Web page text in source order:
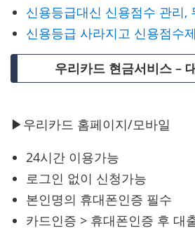
신용등급대신 신용점수 관리,
신용등급 사라지고 신용점수
우리카드 현금서비스 –
▶우리카드 홈페이지/모바일
24시간 이용가능
로그인 없이 신청가능
본인명의 휴대폰인증 필수
카드인증 > 휴대폰인증 후 대